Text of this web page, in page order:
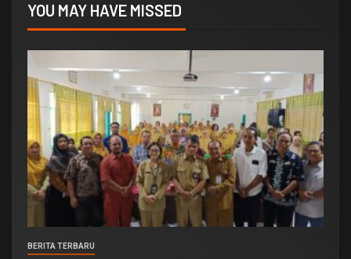
YOU MAY HAVE MISSED
BERITA TERBARU